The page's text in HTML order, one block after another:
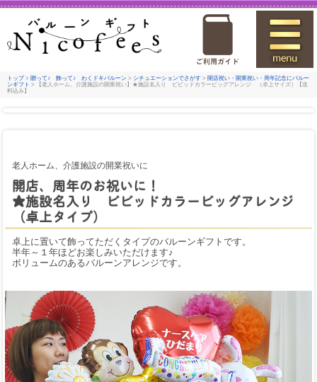
トップ > 贈って♪ 飾って♪ わくドキバルーン > シチュエーションでさがす > 開店祝い・開業祝い・周年記念にバルー
ンギフト > 【老人ホーム、介護施設の開業祝い】★施設名入り ビビッドカラービッグアレンジ （卓上サイズ）【送
料込み】
老人ホーム、介護施設の開業祝いに
開店、周年のお祝いに！
★施設名入り ビビッドカラービッグアレンジ
（卓上タイプ）
卓上に置いて飾ってただくタイプのバルーンギフトです。
半年～１年ほどお楽しみいただけます♪
ボリュームのあるバルーンアレンジです。